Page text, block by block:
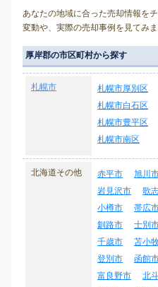
あなたの地域に合った売却情報を
変動や、実際の売却事例を見てみま
厚岸郡の市区町村から探す
札幌市 札幌市厚別区
札幌市白石区
札幌市豊平区
札幌市南区
北海道その他 赤平市 旭川
岩見沢市
歌
小樽市
帯広
釧路市
士別
千歳市
苫小
登別市
函館
富良野市
北